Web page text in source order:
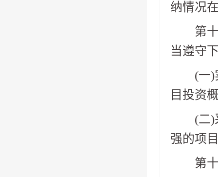
纳情况
第十
当遵守
(一)实
目投资
(二)采
强的项
第十